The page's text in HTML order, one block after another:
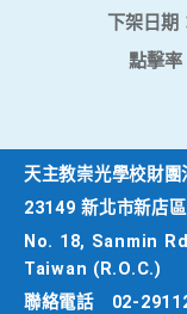
下架日期
點擊率
天主教崇光學校財
23149 新北市新店
No. 18, Sanmin
Taiwan (R.O.C.)
聯絡電話
02-